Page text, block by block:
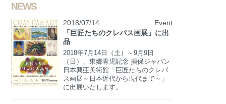
NEWS
Event
2018/07/14
「巨匠たちのクレパス画展」に出
品
2018年7月14日（土）～9月9日
（日）、東郷青児記念 損保ジャパン
日本興亜美術館「巨匠たちのクレパ
ス画展～日本近代から現代まで～」
に出展いたします。